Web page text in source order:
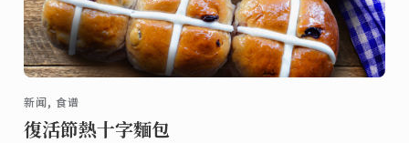
新闻, 食谱
復活節熱十字麵包